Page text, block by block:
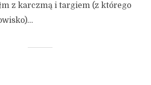
z karczmą i targiem (z którego